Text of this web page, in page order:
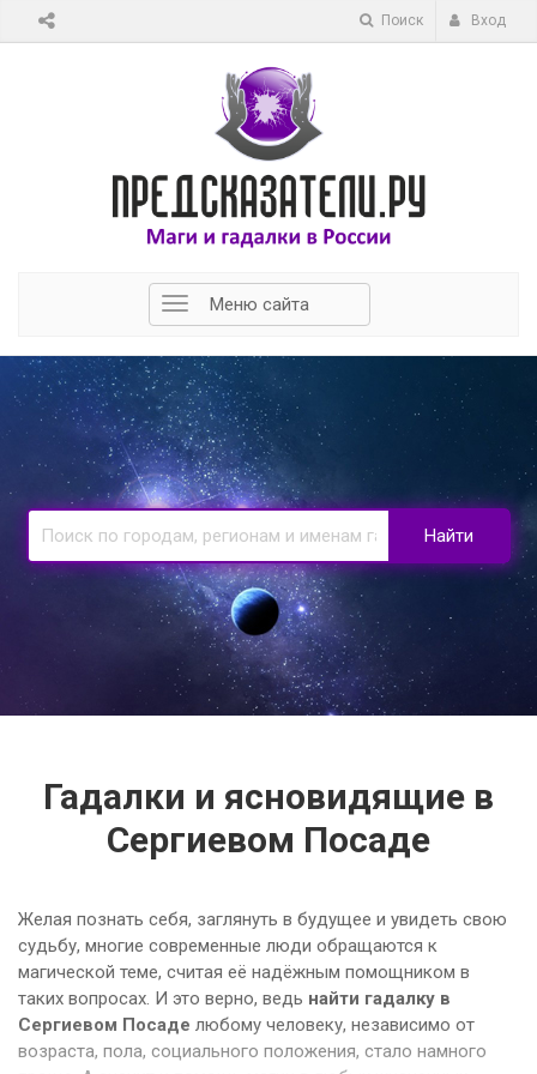
Поиск Вход
Меню сайта
Найти
Гадалки и ясновидящие в
Сергиевом Посаде
Желая познать себя, заглянуть в будущее и увидеть свою
судьбу, многие современные люди обращаются к
магической теме, считая её надёжным помощником в
таких вопросах. И это верно, ведь найти гадалку в
Сергиевом Посаде любому человеку, независимо от
возраста, пола, социального положения, стало намного